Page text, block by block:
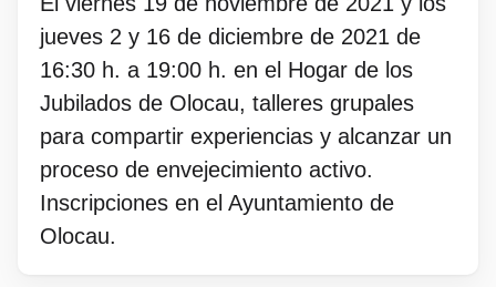
jueves 2 y 16 de diciembre de 2021 de
16:30 h. a 19:00 h. en el Hogar de los
Jubilados de Olocau, talleres grupales
para compartir experiencias y alcanzar un
proceso de envejecimiento activo.
Inscripciones en el Ayuntamiento de
Olocau.